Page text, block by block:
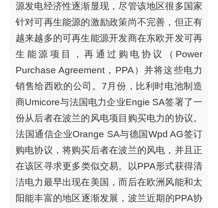
源发电经济性逐渐显现，尽管该地区很多国家
针对可再生能源的激励政策尚不完善，但正有
越来越多的可再生能源开发商在东欧开发可再
生能源项目，再通过购电协议（Power
Purchase Agreement，PPA）并将这些电力
销售给西欧的公司。7月份，比利时电池制造
商Umicore与法国电力企业Engie SA签署了一
份从后者在波兰的风电项目购买电力的协议。
法国通信企业Orange SA与德国Wpd AG签订
购电协议，将购买后者在波兰的风电，并且正
在该区寻求更多类似交易。以PPA形式获得清
洁电力最早出现在美国，而后在欧洲风能和太
阳能丰富的地区逐渐发展，波兰近期的PPA协